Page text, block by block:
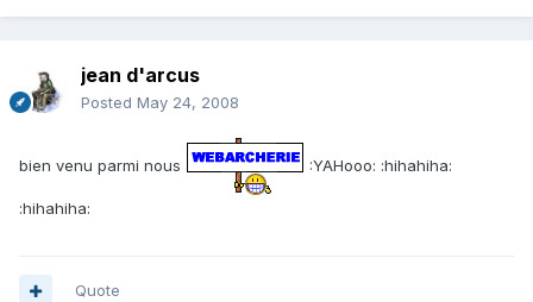
jean d'arcus
Posted May 24, 2008
bien venu parmi nous :YAHooo: :hihahiha:
:hihahiha:
Quote